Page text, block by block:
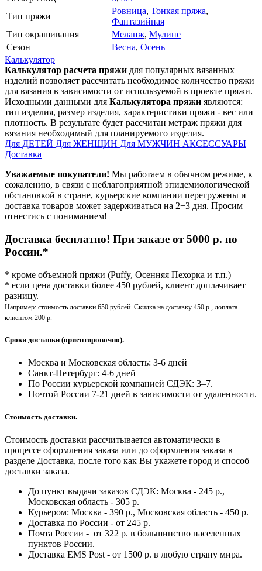
Тип пряжи
Ровница, Тонкая пряжа,
Фантазийная
Тип окрашивания
Меланж, Мулине
Сезон
Весна, Осень
Калькулятор
Калькулятор расчета пряжи для популярных вязанных
изделий позволяет рассчитать необходимое количество пряжи
для вязания в зависимости от используемой в проекте пряжи.
Исходными данными для Калькулятора пряжи являются:
тип изделия, размер изделия, характеристики пряжи - вес или
плотность. В результате будет рассчитан метраж пряжи для
вязания необходимый для планируемого изделия.
Для ДЕТЕЙ Для ЖЕНЩИН Для МУЖЧИН АКСЕССУАРЫ
Доставка
Уважаемые покупатели! Мы работаем в обычном режиме, к
сожалению, в связи с неблагоприятной эпидемиологической
обстановкой в стране, курьерские компании перегружены и
доставка товаров может задерживаться на 2−3 дня. Просим
отнестись с пониманием!
Доставка бесплатно! При заказе от 5000 р. по
России.*
* кроме объемной пряжи (Puffy, Осенняя Пехорка и т.п.)
* если цена доставки более 450 рублей, клиент доплачивает
разницу.
Например: стоимость доставки 650 рублей. Скидка на доставку 450 р., доплата
клиентом 200 р.
Сроки доставки (ориентировочно).
Москва и Московская область: 3-6 дней
Санкт-Петербург: 4-6 дней
По России курьерской компанией СДЭК: 3–7.
Почтой России 7-21 дней в зависимости от удаленности.
Стоимость доставки.
Стоимость доставки рассчитывается автоматически в
процессе оформления заказа или до оформления заказа в
разделе Доставка, после того как Вы укажете город и способ
доставки заказа.
До пункт выдачи заказов СДЭК: Москва - 245 р.,
Московская область - 305 р.
Курьером: Москва - 390 р., Московская область - 450 р.
Доставка по России - от 245 р.
Почта России - от 322 р. в большинство населенных
пунктов России.
Доставка EMS Post - от 1500 р. в любую страну мира.